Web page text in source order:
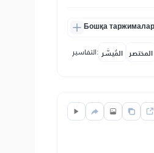
Бошқа
التفاسير: المُيسَّر المختصر